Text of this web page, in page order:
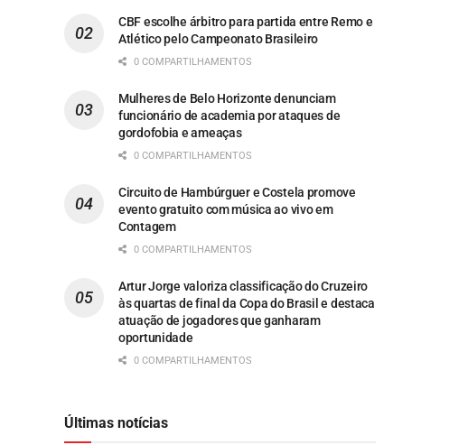
CBF escolhe árbitro para partida entre Remo e
Atlético pelo Campeonato Brasileiro
0 COMPARTILHAMENTOS
Mulheres de Belo Horizonte denunciam
funcionário de academia por ataques de
gordofobia e ameaças
0 COMPARTILHAMENTOS
Circuito de Hambúrguer e Costela promove
evento gratuito com música ao vivo em
Contagem
0 COMPARTILHAMENTOS
Artur Jorge valoriza classificação do Cruzeiro
às quartas de final da Copa do Brasil e destaca
atuação de jogadores que ganharam
oportunidade
0 COMPARTILHAMENTOS
Últimas notícias